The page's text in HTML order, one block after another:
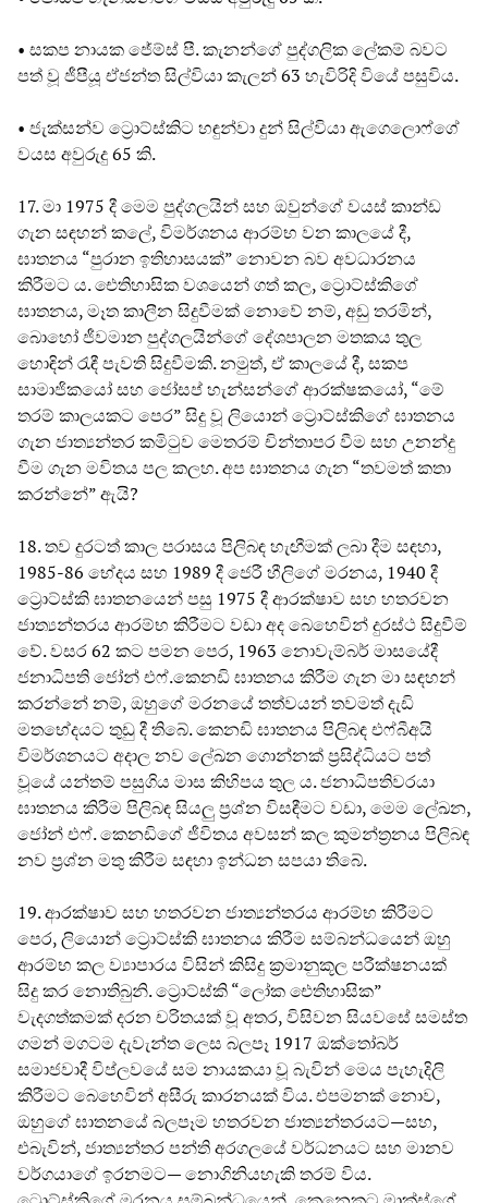
• සකප නායක ජේම්ස් පී. කැනන්ගේ පුද්ගලික ලේකම් බවට
පත් වූ ජීපීයූ ඒජන්ත සිල්වියා කැලන් 63 හැවිරිදි වියේ පසුවිය.
• ජැක්සන්ව ට්‍රොට්ස්කිට හඳුන්වා දුන් සිල්වියා ඇගෙලොෆ්ගේ
වයස අවුරුදු 65 කි.
17. මා 1975 දී මෙම පුද්ගලයින් සහ ඔවුන්ගේ වයස් කාන්ඩ
ගැන සඳහන් කලේ, විමර්ශනය ආරම්භ වන කාලයේ දී,
ඝාතනය “පුරාන ඉතිහාසයක්” නොවන බව අවධාරනය
කිරීමට ය. ඓතිහාසික වශයෙන් ගත් කල, ට්‍රොට්ස්කිගේ
ඝාතනය, මෑත කාලීන සිදුවීමක් නොවේ නම්, අඩු තරමින්,
බොහෝ ජීවමාන පුද්ගලයින්ගේ දේශපාලන මතකය තුල
හොඳින් රැඳී පැවති සිදුවීමකි. නමුත්, ඒ කාලයේ දී, සකප
සාමාජිකයෝ සහ ජෝසප් හැන්සන්ගේ ආරක්ෂකයෝ, “මේ
තරම් කාලයකට පෙර” සිදු වූ ලියොන් ට්‍රොට්ස්කිගේ ඝාතනය
ගැන ජාත්‍යන්තර කමිටුව මෙතරම් චින්තාපර වීම සහ උනන්දු
වීම ගැන මවිතය පල කලහ. අප ඝාතනය ගැන “තවමත් කතා
කරන්නේ” ඇයි?
18. තව දුරටත් කාල පරාසය පිලිබඳ හැඟීමක් ලබා දීම සඳහා,
1985-86 භේදය සහ 1989 දී ජෙරී හීලිගේ මරනය, 1940 දී
ට්‍රොට්ස්කි ඝාතනයෙන් පසු 1975 දී ආරක්ෂාව සහ හතරවන
ජාත්‍යන්තරය ආරම්භ කිරීමට වඩා අද බෙහෙවින් දුරස්ථ සිදුවීම්
වේ. වසර 62 කට පමන පෙර, 1963 නොවැම්බර් මාසයේදී
ජනාධිපති ජෝන් එෆ්.කෙනඩි ඝාතනය කිරීම ගැන මා සඳහන්
කරන්නේ නම්, ඔහුගේ මරනයේ තත්වයන් තවමත් දැඩි
මතභේදයට තුඩු දී තිබේ. කෙනඩි ඝාතනය පිලිබඳ එෆ්බීඅයි
විමර්ශනයට අදාල නව ලේඛන ගොන්නක් ප්‍රසිද්ධියට පත්
වූයේ යන්තම් පසුගිය මාස කිහිපය තුල ය. ජනාධිපතිවරයා
ඝාතනය කිරීම පිලිබඳ සියලු ප්‍රශ්න විසඳීමට වඩා, මෙම ලේඛන,
ජෝන් එෆ්. කෙනඩිගේ ජීවිතය අවසන් කල කුමන්ත්‍රනය පිලිබඳ
නව ප්‍රශ්න මතු කිරීම සඳහා ඉන්ධන සපයා තිබේ.
19. ආරක්ෂාව සහ හතරවන ජාත්‍යන්තරය ආරම්භ කිරීමට
පෙර, ලියොන් ට්‍රොට්ස්කි ඝාතනය කිරීම සම්බන්ධයෙන් ඔහු
ආරම්භ කල ව්‍යාපාරය විසින් කිසිදු ක්‍රමානුකූල පරීක්ෂනයක්
සිදු කර නොතිබුනි. ට්‍රොට්ස්කි “ලෝක ඓතිහාසික”
වැදගත්කමක් දරන චරිතයක් වූ අතර, විසිවන සියවසේ සමස්ත
ගමන් මගටම දැවැන්ත ලෙස බලපෑ 1917 ඔක්තෝබර්
සමාජවාදී විප්ලවයේ සම නායකයා වූ බැවින් මෙය පැහැදිලි
කිරීමට බෙහෙවින් අසීරු කාරනයක් විය. එපමනක් නොව,
ඔහුගේ ඝාතනයේ බලපෑම හතරවන ජාත්‍යන්තරයට—සහ,
එබැවින්, ජාත්‍යන්තර පන්ති අරගලයේ වර්ධනයට සහ මානව
වර්ගයාගේ ඉරනමට— නොගිනියහැකි තරම් විය.